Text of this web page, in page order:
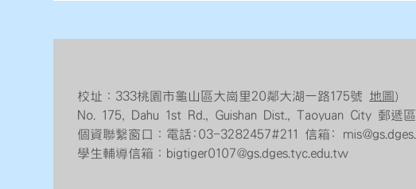
校址：333桃園市龜山區大崗里20鄰大湖一路175號 地圖）
No. 175, Dahu 1st Rd., Guishan Dist., Taoyuan City 郵遞
個資聯繫窗口：電話:03-3282457#211 信箱:
學生輔導信箱：bigtiger0107@gs.dges.tyc.edu.tw